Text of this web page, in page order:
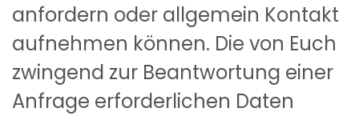
anfordern oder allgemein Kontakt
aufnehmen können. Die von Euch
zwingend zur Beantwortung einer
Anfrage erforderlichen Daten